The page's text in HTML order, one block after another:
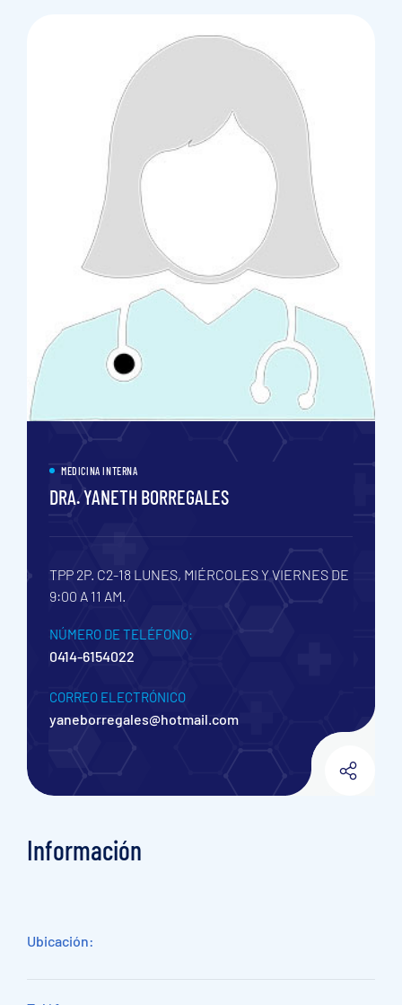
MEDICINA INTERNA
DRA. YANETH BORREGALES
TPP 2P. C2-18 LUNES, MIÉRCOLES Y VIERNES DE
9:00 A 11 AM.
NÚMERO DE TELÉFONO:
0414-6154022
CORREO ELECTRÓNICO
yaneborregales@hotmail.com
Información
Ubicación: